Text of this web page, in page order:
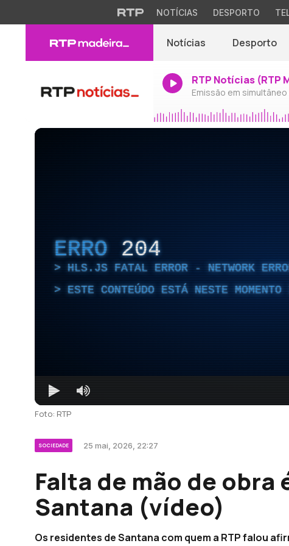
NOTÍCIAS DESPORTO
Notícias Desporto
RTP Notícias (RTP
Emissão em
ERRO 204
HLS.JS FATAL ERROR - NETWORK
ESTE CONTEÚDO ESTÁ NESTE
Foto: RTP
SOCIEDADE 25 mai, 2026, 22:27
Falta de mão de obra
Santana (vídeo)
Os residentes de Santana com quem a RTP falou